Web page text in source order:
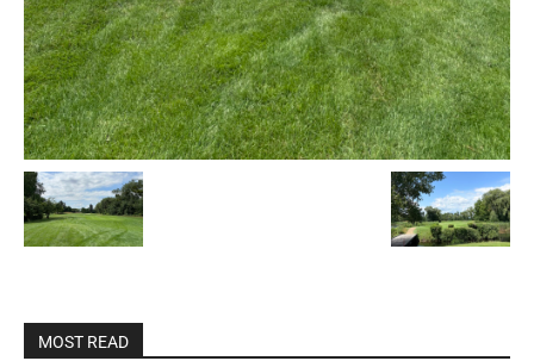
MOST READ